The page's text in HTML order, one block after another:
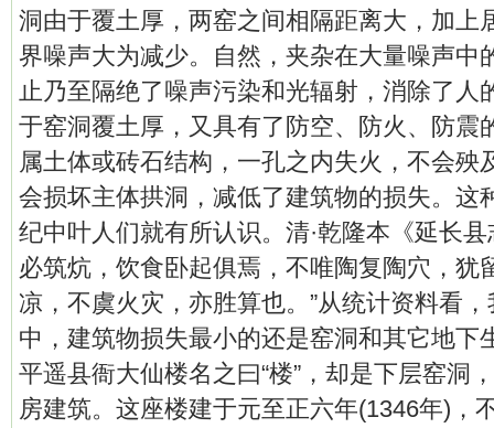
洞由于覆土厚，两窑之间相隔距离大，加上
界噪声大为减少。自然，夹杂在大量噪声中
止乃至隔绝了噪声污染和光辐射，消除了人
于窑洞覆土厚，又具有了防空、防火、防震
属土体或砖石结构，一孔之内失火，不会殃
会损坏主体拱洞，减低了建筑物的损失。这
纪中叶人们就有所认识。清·乾隆本《延长
必筑炕，饮食卧起俱焉，不唯陶复陶穴，犹
凉，不虞火灾，亦胜算也。”从统计资料看
中，建筑物损失最小的还是窑洞和其它地下
平遥县衙大仙楼名之曰“楼”，却是下层窑洞
房建筑。这座楼建于元至正六年(1346年)，